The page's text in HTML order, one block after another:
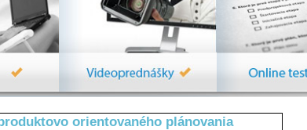
orientovaného plánovania